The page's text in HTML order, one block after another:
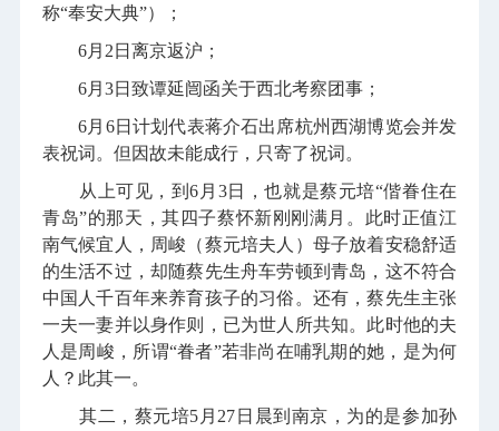
称“奉安大典”）；
6月2日离京返沪；
6月3日致谭延闿函关于西北考察团事；
6月6日计划代表蒋介石出席杭州西湖博览会并发
表祝词。但因故未能成行，只寄了祝词。
从上可见，到6月3日，也就是蔡元培“偕眷住在
青岛”的那天，其四子蔡怀新刚刚满月。此时正值江
南气候宜人，周峻（蔡元培夫人）母子放着安稳舒适
的生活不过，却随蔡先生舟车劳顿到青岛，这不符合
中国人千百年来养育孩子的习俗。还有，蔡先生主张
一夫一妻并以身作则，已为世人所共知。此时他的夫
人是周峻，所谓“眷者”若非尚在哺乳期的她，是为何
人？此其一。
其二，蔡元培5月27日晨到南京，为的是参加孙